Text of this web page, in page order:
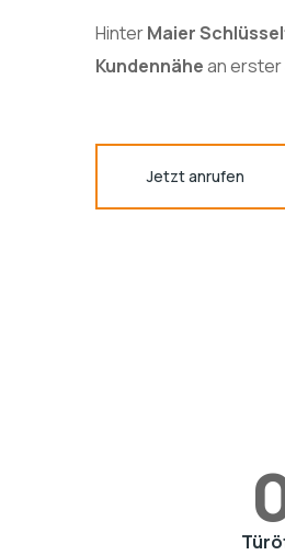
HinterMaier
Kundennähean
Jetzt anrufen